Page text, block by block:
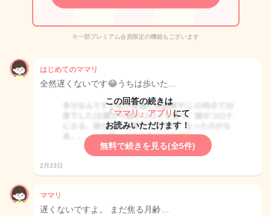
※一部プレミアム会員限定の機能もございます
はじめてのママリ
全然遅くないです😂うちは歩いた…
この回答の続きは
「ママリ」アプリ にて
お読みいただけます！
無料で続きを見る(全5件)
2月23日
ママリ
遅くないですよ。 まだ焦る月齢…